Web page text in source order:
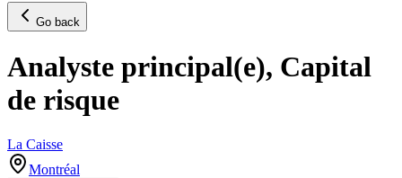
Go back
Analyste principal(e), Capital
de risque
La Caisse
Montréal